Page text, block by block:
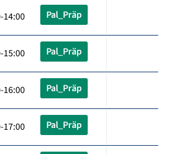
Pal_Präp
Pal_Präp
Pal_Präp
Pal_Präp